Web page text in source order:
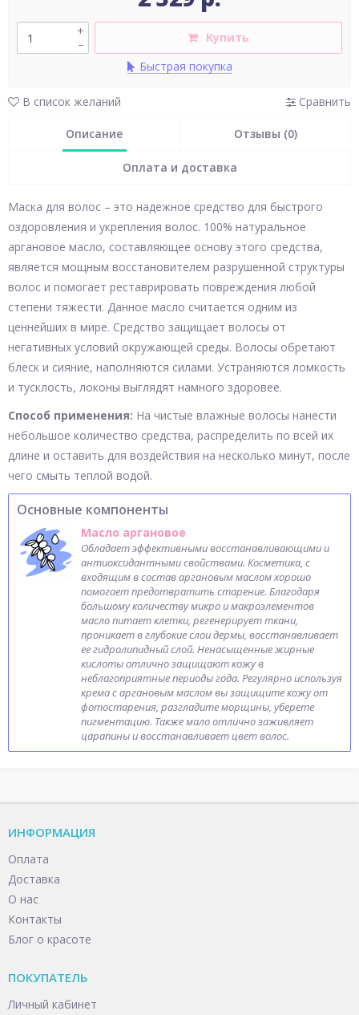
–
+
Купить
Быстрая покупка
В список желаний Сравнить
Описание Отзывы (0)
Оплата и доставка
Маска для волос – это надежное средство для быстрого
оздоровления и укрепления волос. 100% натуральное
аргановое масло, составляющее основу этого средства,
является мощным восстановителем разрушенной структуры
волос и помогает реставрировать повреждения любой
степени тяжести. Данное масло считается одним из
ценнейших в мире. Средство защищает волосы от
негативных условий окружающей среды. Волосы обретают
блеск и сияние, наполняются силами. Устраняются ломкость
и тусклость, локоны выглядят намного здоровее.
Способ применения: На чистые влажные волосы нанести
небольшое количество средства, распределить по всей их
длине и оставить для воздействия на несколько минут, после
чего смыть теплой водой.
Основные компоненты
Масло аргановое
Обладает эффективными восстанавливающими и
антиоксидантными свойствами. Косметика, с
входящим в состав аргановым маслом хорошо
помогает предотвратить старение. Благодаря
большому количеству микро и макроэлементов
масло питает клетки, регенерирует ткани,
проникает в глубокие слои дермы, восстанавливает
ее гидролипидный слой. Ненасыщенные жирные
кислоты отлично защищают кожу в
неблагоприятные периоды года. Регулярно используя
крема с аргановым маслом вы защищите кожу от
фотостарения, разгладите морщины, уберете
пигментацию. Также мало отлично заживляет
царапины и восстанавливает цвет волос.
ИНФОРМАЦИЯ
Оплата
Доставка
О нас
Контакты
Блог о красоте
ПОКУПАТЕЛЬ
Личный кабинет